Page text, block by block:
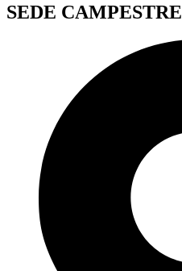
SEDE CAMPESTRE